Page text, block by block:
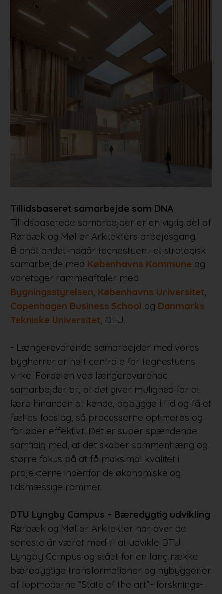
Tillidsbaseret samarbejde som DNA
Tillidsbaserede samarbejder er en vigtig del af
Rørbæk og Møller Arkitekters arbejdsgang.
Blandt andet indgår tegnestuen i et strategisk
samarbejde med Københavns Kommune og
varetager rammeaftaler med
Bygningsstyrelsen, Københavns Universitet,
Copenhagen Business School og Danmarks
Tekniske Universitet, DTU.
- Længerevarende samarbejder med vores
bygherrer er helt centrale for tegnestuens
virke. Fordelen ved længerevarende
samarbejder er, at det giver mulighed for at
lære hinanden at kende, opbygge tillid og få et
fælles fodslag, så processerne optimeres og
forløber effektivt. Det er super spændende
samtidig med, at det skaber sammenhæng og
større fokus på at få maksimal kvalitet i
projekterne indenfor de økonomiske og
tidsmæssige rammer.
DTU Lyngby Campus – Bæredygtig udvikling
Rørbæk og Møller Arkitekter har over de
seneste år været med til at udvikle DTU
Lyngby Campus og stået for en lang række
bæredygtige transformationer og nybyggerier
af topmoderne ”State of the art”- forsknings-